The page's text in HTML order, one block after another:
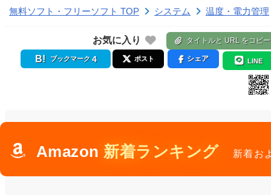
無料ソフト・フリーソフト TOP システム 温度・電力管理
お気に入り タイトルと URL をコピー
ブックマーク 4 ポスト シェア LINE
Amazon 新着ランキング 新着お